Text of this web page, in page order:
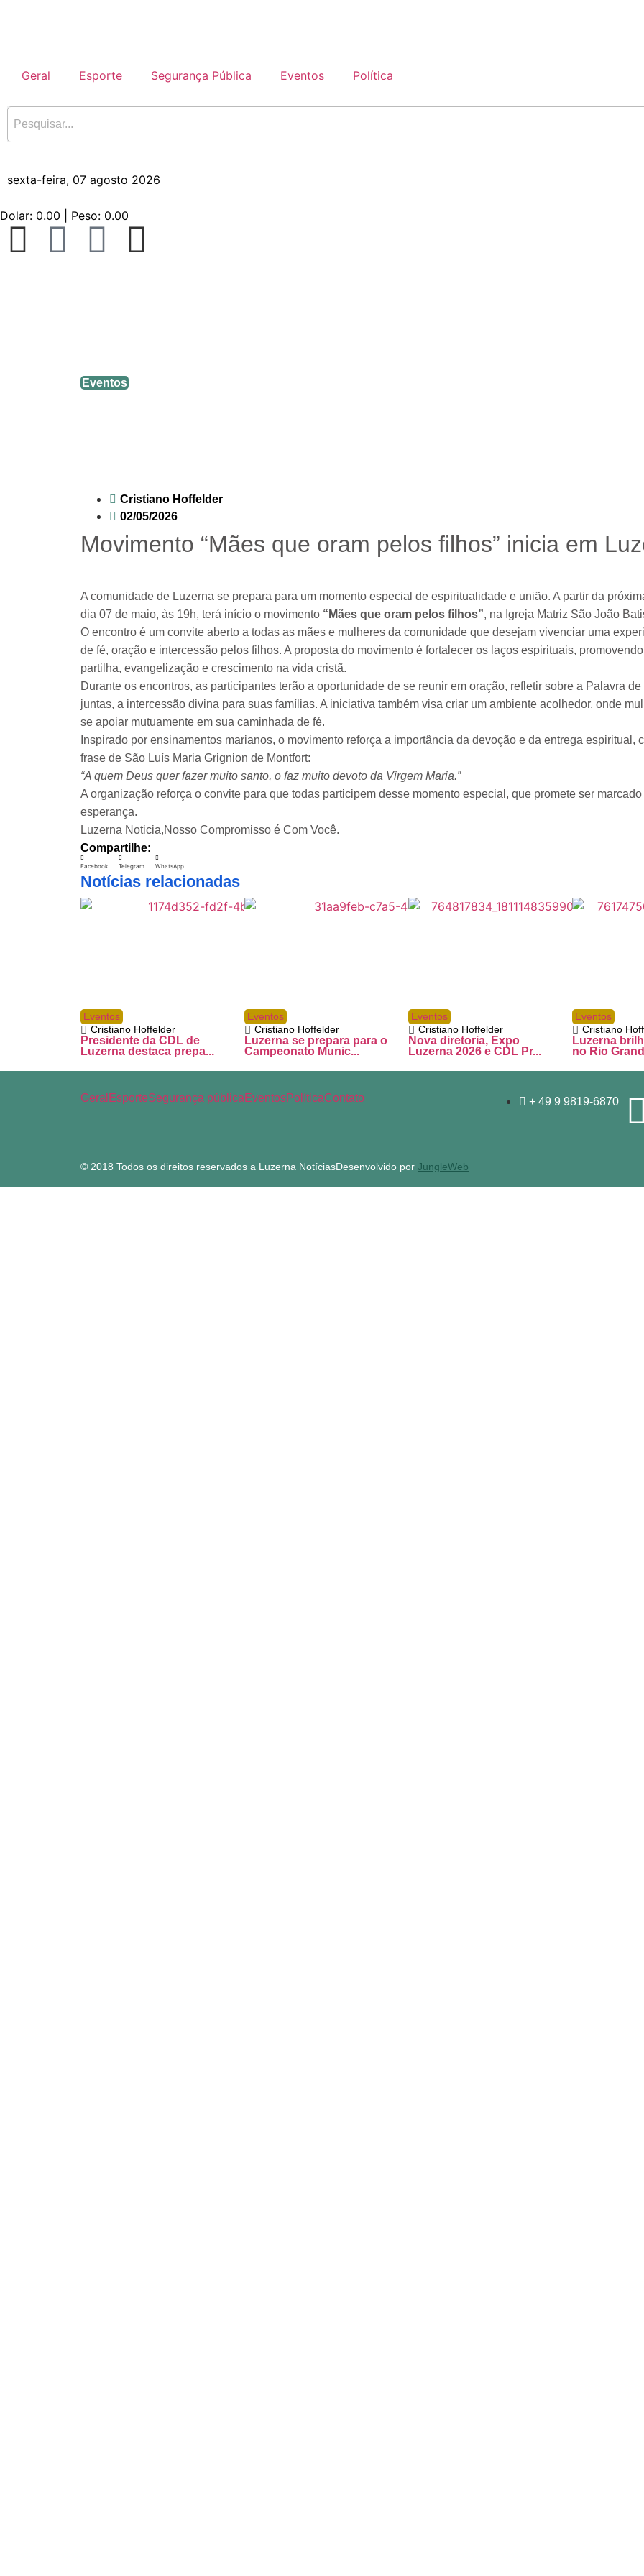
Geral Esporte Segurança Pública Eventos Política
sexta-feira, 07 agosto 2026
Dolar: 0.00 | Peso: 0.00
Eventos
Cristiano Hoffelder
02/05/2026
Movimento “Mães que oram pelos filhos” inicia em
A comunidade de Luzerna se prepara para um momento especial de espiritualidade e união. A partir da
dia 07 de maio, às 19h, terá início o movimento “Mães que oram pelos filhos”, na Igreja Matriz São João
O encontro é um convite aberto a todas as mães e mulheres da comunidade que desejam vivenciar uma
de fé, oração e intercessão pelos filhos. A proposta do movimento é fortalecer os laços espirituais,
partilha, evangelização e crescimento na vida cristã.
Durante os encontros, as participantes terão a oportunidade de se reunir em oração, refletir sobre a Palavra de
juntas, a intercessão divina para suas famílias. A iniciativa também visa criar um ambiente acolhedor, onde
se apoiar mutuamente em sua caminhada de fé.
Inspirado por ensinamentos marianos, o movimento reforça a importância da devoção e da entrega espiritual,
frase de São Luís Maria Grignion de Montfort:
“A quem Deus quer fazer muito santo, o faz muito devoto da Virgem Maria.”
A organização reforça o convite para que todas participem desse momento especial, que promete ser
esperança.
Luzerna Noticia,Nosso Compromisso é Com Você.
Compartilhe:
Facebook Telegram WhatsApp
Notícias relacionadas
Eventos
Cristiano Hoffelder
Presidente da CDL de
Luzerna destaca prepa...
Eventos
Cristiano Hoffelder
Luzerna se prepara para o
Campeonato Munic...
Eventos
Cristiano Hoffelder
Nova diretoria, Expo
Luzerna 2026 e CDL Pr...
Eventos
Cristiano
Luzerna
no Rio
Geral EsporteSegurança públicaEventosPolíticaContato + 49 9 9819-6870
© 2018 Todos os direitos reservados a Luzerna NotíciasDesenvolvido por JungleWeb